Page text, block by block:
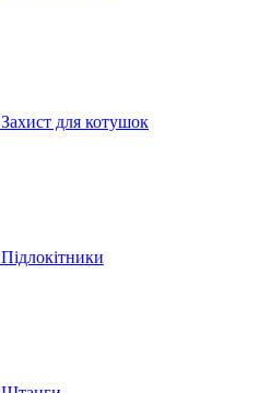
Захист для котушок
Підлокітники